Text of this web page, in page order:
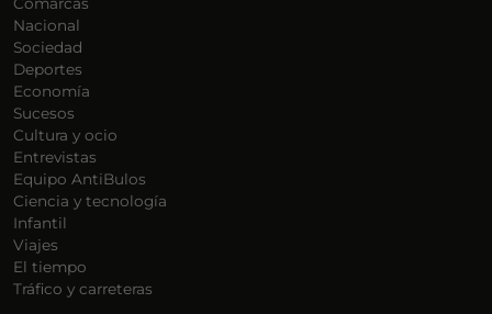
Nacional
Sociedad
Deportes
Economía
Sucesos
Cultura y ocio
Entrevistas
Equipo AntiBulos
Ciencia y tecnología
Infantil
Viajes
El tiempo
Tráfico y carreteras